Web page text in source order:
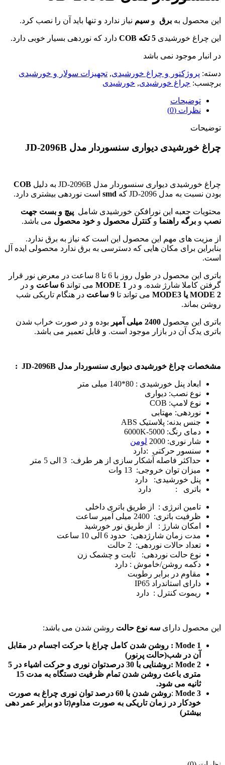
این محصول به برق و سیم نیاز ندارد و تنها باید آن را نصب کرد.
این چراغ خورشیدی 5 تکه COB دارد که نوردهی بسیار خوبی دارد.
در انبار موجود نمی باشد
دسته: پروژکتور و چراغ خورشیدی, تجهیزات سولار و خورشیدی
برچسب: چراغ خورشیدی, خورشیدی
توضیحات
نظرات (0)
توضیحات
چراغ خورشیدی دیواری سنسوردار مدل JD-2096B
چراغ خورشیدی دیواری سنسوردار مدل JD-2096B به دلیل
COB
بودن نسبت به مدل JD-2096 که
smd است نوردهی بیشتری دارد.
محتویات جعبه این نورافکن خورشیدی شامل پیچ و بست جهت
نصب و برگه راهنما وکنترل محصول و خود محصول می باشد.
از مزیت های مهم این محصول این است که نیاز به برق ندارد.
بنابراین برای مکان هایی که دسترسی به برق ندارد محصولی ایده آل
است.
باتری این محصول در طول روز با 6 تا 8 ساعت در معرض نور قرار
گرفتن کاملا شارژ شده. و در
MODE 1 می تواند
و در
MODE 2 یا MODE3
می تواند تا
در هنگام تاریکی شب
روشن بماند.
باتری این محصول
بوده و در صورت خراب شدن
باتری یدک آن در بازار موجود است. و قابل تعمیر می باشد.
مشخصات چراغ خورشیدی دیواری سنسوردار مدل JD-2096B :
ابعاد پنل خورشیدی : 80*140 میلی متر
نوع نصب: دیواری
نوع لامپ: COB
نوردهی: مهتابی
جنس بدنه: پلاستیک ABS
دمای رنگ: 5000-6000K
شار نوری: 2000
لومن
سنسور حرکتی :دارد
حداکثر فاصله آشکار سازی از هر طرف: 3 الی 5 متر
میزان توان خروجی: 13 وات
پنل خورشیدی: دارد
باتری : دارد
تامین انرژی : از طریق باتری داخلی
ظرفیت باتری: 2400 میلی آمپر ساعت
امکان شارژ : از طریق نور خورشید
مدت زمان شارژدهی: حدود 6 الی 10 ساعت
تعداد حالات نوردهی: 2 حالت
نوع حالت نوردهی: ثابت و چشمک زن
دکمه روشن/خاموش : دارد
مقاوم در برابر رطوبت
دارای استاندراد IP65
ریموت کنترل : دارد
این محصول دارای سه نوع حالت روشن شدن می باشد:
Mode 1 : روشن شدن کامل چراغ با حرکت اجسام در مقابل
آن در شب(حالت پرنور)
Mode 2 :روشنایی با 30 درصدتوان نوری و حرکت اشیاء در 5
متری باعث روشن شدن تمام ظرفیت دستگاه به مدت 15
ثانیه می شود.
Mode 3
:
روشن شدن با 60 درصد توان نوری چراغ به صورت
خودکار در زمان تاریکی به صورت مداوم(تا دو برابر عمر دهی
بیشتر)